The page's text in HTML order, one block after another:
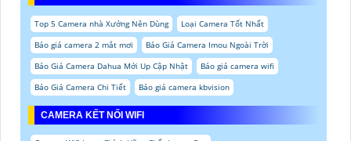
Top 5 Camera nhà Xưởng Nên Dùng
Loại Camera Tốt Nhất
Báo giá camera 2 mắt mơi
Báo Giá Camera Imou Ngoài Trời
Báo Giá Camera Dahua Mới Up Cập Nhật
Báo giá camera wifi
Báo Giá Camera Chi Tiết
Báo giá camera kbvision
CAMERA KẾT NỐI WIFI